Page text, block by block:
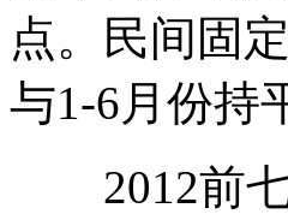
点。民间固
与1-6月份持
2012前七